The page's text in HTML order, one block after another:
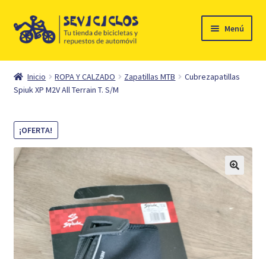
Ir
Ir
al
Menú
Inicio
Ciclismo
Automóvil
Mi cuenta
Contacto
Inicio ROPA Y CALZADO Zapatillas MTB
Cubrezapatillas
Spiuk XP M2V All Terrain T. S/M
¡OFERTA!